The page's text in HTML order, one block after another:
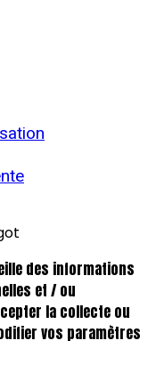
des informations
et / ou
la collecte ou
vos paramètres